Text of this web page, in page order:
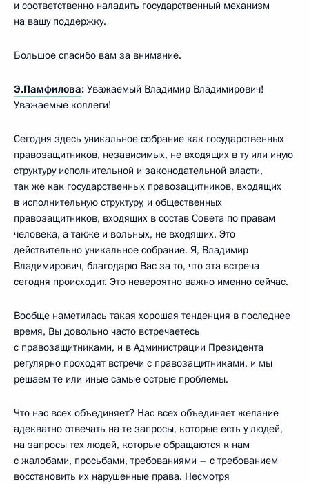
и соответственно наладить государственный механизм
на вашу поддержку.
Большое спасибо вам за внимание.
Э.Памфилова: Уважаемый Владимир Владимирович!
Уважаемые коллеги!
Сегодня здесь уникальное собрание как государственных
правозащитников, независимых, не входящих в ту или иную
структуру исполнительной и законодательной власти,
так же как государственных правозащитников, входящих
в исполнительную структуру, и общественных
правозащитников, входящих в состав Совета по правам
человека, а также и вольных, не входящих. Это
действительно уникальное собрание. Я, Владимир
Владимирович, благодарю Вас за то, что эта встреча
сегодня происходит. Это невероятно важно именно сейчас.
Вообще наметилась такая хорошая тенденция в последнее
время, Вы довольно часто встречаетесь
с правозащитниками, и в Администрации Президента
регулярно проходят встречи с правозащитниками, и мы
решаем те или иные самые острые проблемы.
Что нас всех объединяет? Нас всех объединяет желание
адекватно отвечать на те запросы, которые есть у людей,
на запросы тех людей, которые обращаются к нам
с жалобами, просьбами, требованиями – с требованием
восстановить их нарушенные права. Несмотря